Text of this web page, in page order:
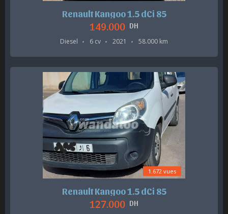
Renault Kangoo 1.5 dCi 85
149.000 DH
Diesel 6 cv 2021 58.000 km
1.672 vues
Renault Kangoo 1.5 dCi 85
127.000 DH